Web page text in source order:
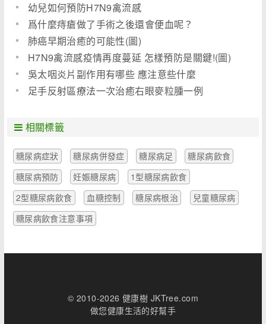
幼兒如何預防H7N9禽流感
爲什麼痔瘡做了手術之後還會便血呢？
肺癌早期治癒的可能性(圖)
H7N9禽流感疫情再度蔓延 怎樣預防是關鍵!(圖)
吳太咽炎片副作用有哪些 應注意些什麼
足手反射區療法一次治癒右眼麥粒腫一例
相關標籤
糖尿病症狀 糖尿病併發症 糖尿病足
糖尿病飲食
糖尿病預防
妊娠糖尿病
1型糖尿病飲食
2型糖尿病飲食
血糖控制 糖尿病根治
兒童糖尿病
糖尿病飲食注意事項
© 2010-2026 健康樹 JKTree.com
做您健康生活的好幫手